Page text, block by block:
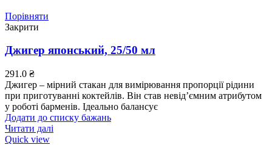
Порівняти
Закрити
Джигер японський, 25/50 мл
291.0 ₴
Джигер – мірний стакан для вимірювання пропорції рідини
при приготуванні коктейлів. Він став невід’ємним атрибутом
у роботі барменів. Ідеально балансує
Додати до списку бажань
Читати далі
Quick view